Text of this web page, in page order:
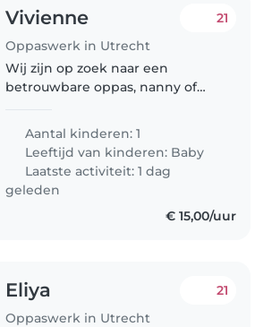
Vivienne
Oppaswerk in Utrecht
21
Wij zijn op zoek naar een
betrouwbare oppas, nanny of
we verwachten in april. Als we
allebei weer gaan werken, per
half juli, zoeken we een oppas
voor..
Aantal kinderen: 1
Leeftijd van kinderen: Baby
Laatste activiteit: 1 dag
geleden
€ 15,00/uur
Eliya
Oppaswerk in Utrecht
21